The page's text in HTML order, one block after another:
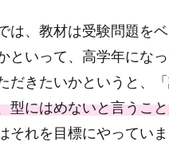
は、教材は受験問題を
といって、高学年にな
だきたいかというと、
型にはめないと言うこ
それを目標にやっていま